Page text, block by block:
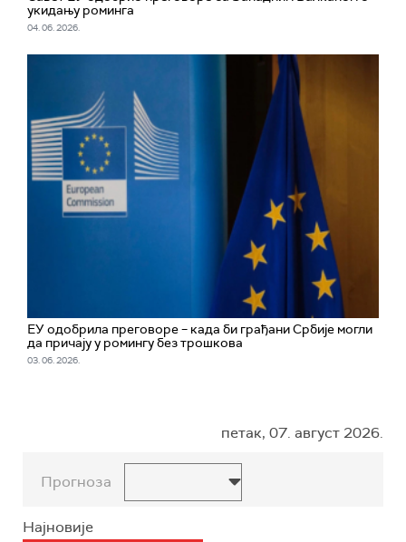
укидању роминга
04. 06. 2026.
ЕУ одобрила преговоре – када би грађани Србије могли
да причају у ромингу без трошкова
03. 06. 2026.
петак, 07. август 2026.
Прогноза
Најновије